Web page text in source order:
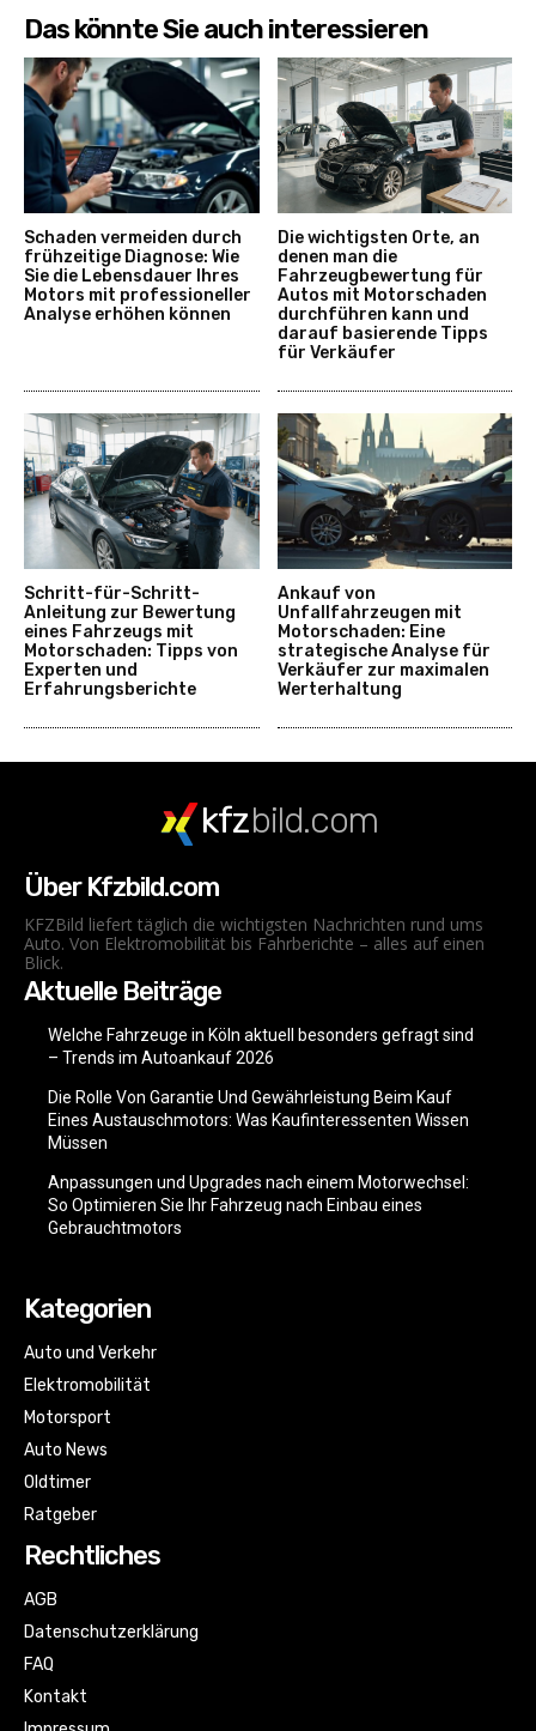
Das könnte Sie auch interessieren
Schaden vermeiden durch
frühzeitige Diagnose: Wie
Sie die Lebensdauer Ihres
Motors mit professioneller
Analyse erhöhen können
Die wichtigsten Orte, an
denen man die
Fahrzeugbewertung für
Autos mit Motorschaden
durchführen kann und
darauf basierende Tipps
für Verkäufer
Schritt-für-Schritt-
Anleitung zur Bewertung
eines Fahrzeugs mit
Motorschaden: Tipps von
Experten und
Erfahrungsberichte
Ankauf von
Unfallfahrzeugen mit
Motorschaden: Eine
strategische Analyse für
Verkäufer zur maximalen
Werterhaltung
kfzbild.com
Über Kfzbild.com
KFZBild liefert täglich die wichtigsten Nachrichten rund ums
Auto. Von Elektromobilität bis Fahrberichte – alles auf einen
Blick.
Aktuelle Beiträge
Welche Fahrzeuge in Köln aktuell besonders gefragt sind
– Trends im Autoankauf 2026
Die Rolle Von Garantie Und Gewährleistung Beim Kauf
Eines Austauschmotors: Was Kaufinteressenten Wissen
Müssen
Anpassungen und Upgrades nach einem Motorwechsel:
So Optimieren Sie Ihr Fahrzeug nach Einbau eines
Gebrauchtmotors
Kategorien
Auto und Verkehr
Elektromobilität
Motorsport
Auto News
Oldtimer
Ratgeber
Rechtliches
AGB
Datenschutzerklärung
FAQ
Kontakt